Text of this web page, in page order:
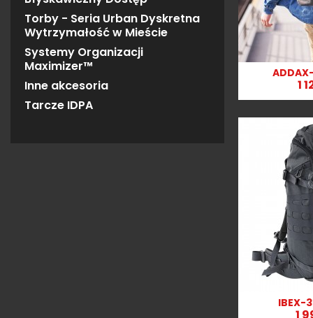
Torby - Seria Urban Dyskretna
Wytrzymałość w Mieście
Systemy Organizacji
Maximizer™
Inne akcesoria
Tarcze IDPA
 1

IBEX-